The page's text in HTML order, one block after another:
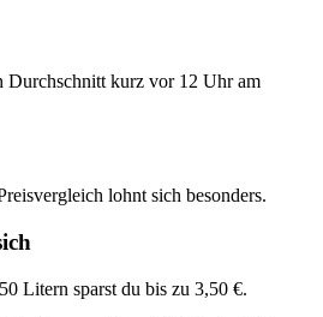
Durchschnitt kurz vor 12 Uhr am
lohnt sich besonders.
Litern sparst du bis zu 3,50 €.